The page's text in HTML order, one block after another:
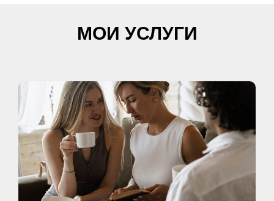
МОИ УСЛУГИ